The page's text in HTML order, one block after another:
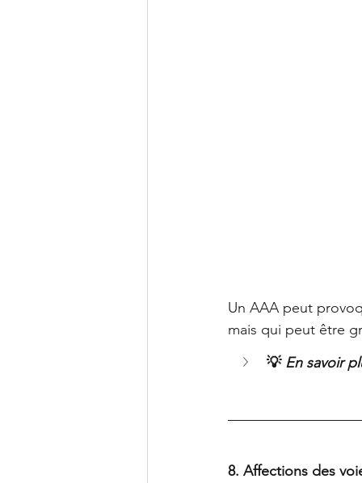
Un AAA peut
mais qui peut être
💡 En savoir
8. Affections des